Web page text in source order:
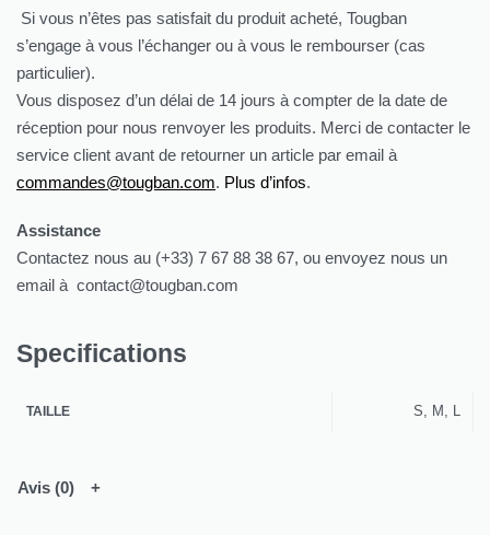
Si vous n’êtes pas satisfait du produit acheté, Tougban
s’engage à vous l’échanger ou à vous le rembourser (cas
particulier).
Vous disposez d’un délai de 14 jours à compter de la date de
réception pour nous renvoyer les produits. Merci de contacter le
service client avant de retourner un article par email à
commandes@tougban.com. Plus d’infos.
Assistance
Contactez nous au (+33) 7 67 88 38 67, ou envoyez nous un
email à contact@tougban.com
Specifications
TAILLE S, M, L
Avis (0)